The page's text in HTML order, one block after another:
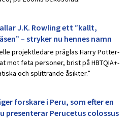
J.K. Rowling ett ”kallt,
– stryker nu hennes namn
projektledare präglas Harry Potter-
mot feta personer, brist på HBTQIA+-
och splittrande åsikter.”
forskare i Peru, som efter en
presenterar Perucetus colossus